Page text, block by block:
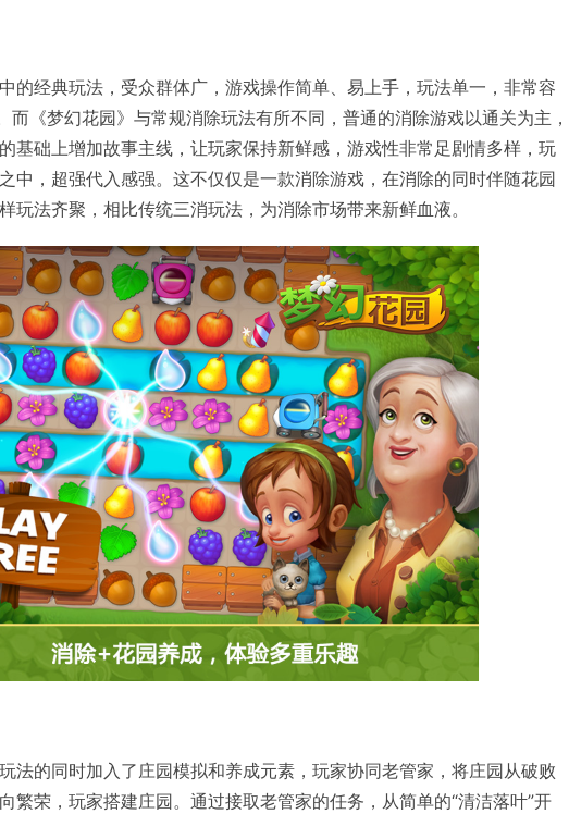
的经典玩法，受众群体广，游戏操作简单、易上手，玩法单一，非常容
而《梦幻花园》与常规消除玩法有所不同，普通的消除游戏以通关为主，
基础上增加故事主线，让玩家保持新鲜感，游戏性非常足剧情多样，玩
中，超强代入感强。这不仅仅是一款消除游戏，在消除的同时伴随花园
玩法齐聚，相比传统三消玩法，为消除市场带来新鲜血液。
法的同时加入了庄园模拟和养成元素，玩家协同老管家，将庄园从破败
繁荣，玩家搭建庄园。通过接取老管家的任务，从简单的“清洁落叶”开